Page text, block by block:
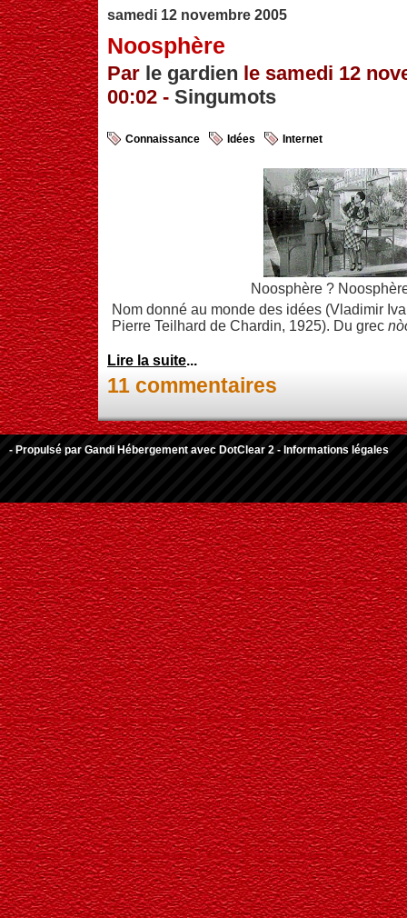
samedi 12 novembre 2005
Noosphère
Par le gardien le samedi 12
00:02 - Singumots
Connaissance Idées Internet
Noosphère ?
Nom donné au monde des idées (Vladimir
Pierre Teilhard de Chardin, 1925). Du grec
Lire la suite...
11 commentaires
- Propulsé par Gandi Hébergement avec DotClear 2 - Informations légales